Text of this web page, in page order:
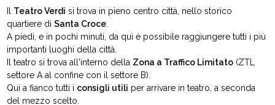
Teatro Verdi si trova in pieno centro città, nello storico
quartiere di Santa Croce.
A piedi, e in pochi minuti, da qui è possibile raggiungere tutti i più
importanti luoghi della città.
Il teatro si trova all'interno della Zona a Traffico Limitato(ZTL
settore A al confine con il settore B).
Qui a fianco tutti i consigli utili per arrivare in teatro, a seconda
del mezzo scelto.